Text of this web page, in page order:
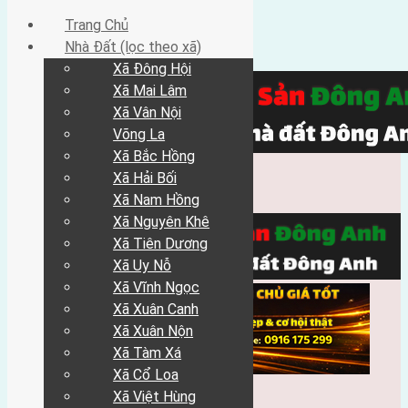
Trang Chủ
Trang Chủ
Nhà Đất (lọc theo xã)
Xã Đông Hội
Xã Mai Lâm
Xã Vân Nội
Võng La
Xã Bắc Hồng
Xã Hải Bối
Xã Nam Hồng
Xã Nguyên Khê
Xã Tiên Dương
Xã Uy Nỗ
Xã Vĩnh Ngọc
Xã Xuân Canh
Xã Xuân Nộn
Xã Tàm Xá
Xã Cổ Loa
Xã Việt Hùng